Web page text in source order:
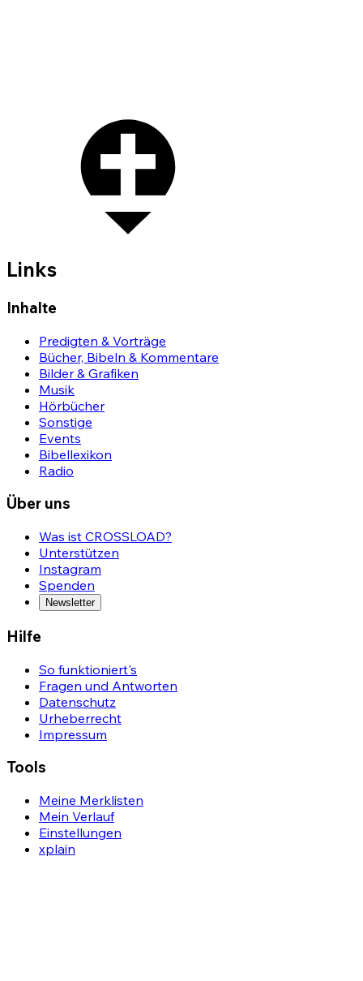
Links
Inhalte
Predigten & Vorträge
Bücher, Bibeln & Kommentare
Bilder & Grafiken
Musik
Hörbücher
Sonstige
Events
Bibellexikon
Radio
Über uns
Was ist CROSSLOAD?
Unterstützen
Instagram
Spenden
Newsletter
Hilfe
So funktioniert's
Fragen und Antworten
Datenschutz
Urheberrecht
Impressum
Tools
Meine Merklisten
Mein Verlauf
Einstellungen
xplain